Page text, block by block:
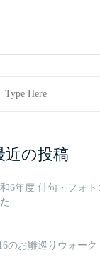
近の投稿
6年度 俳句・フォ
のお雛巡りウォー